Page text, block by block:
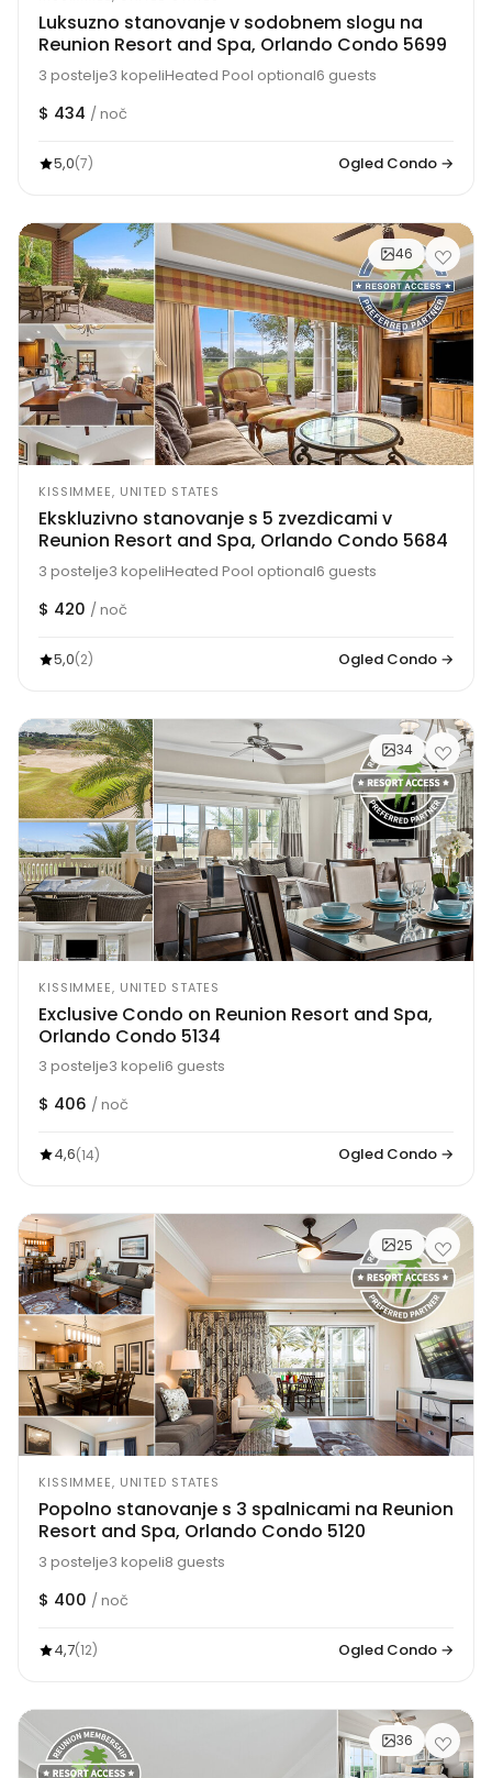
Luksuzno stanovanje v sodobnem slogu na
Reunion Resort and Spa, Orlando Condo 5699
3 postelje3 kopeliHeated Pool optional6 guests
$ 434 / noč
5,0(7) Ogled Condo →
46
KISSIMMEE, UNITED STATES
Ekskluzivno stanovanje s 5 zvezdicami v
Reunion Resort and Spa, Orlando Condo 5684
3 postelje3 kopeliHeated Pool optional6 guests
$ 420 / noč
5,0(2) Ogled Condo →
34
KISSIMMEE, UNITED STATES
Exclusive Condo on Reunion Resort and Spa,
Orlando Condo 5134
3 postelje3 kopeli6 guests
$ 406 / noč
4,6(14) Ogled Condo →
25
KISSIMMEE, UNITED STATES
Popolno stanovanje s 3 spalnicami na Reunion
Resort and Spa, Orlando Condo 5120
3 postelje3 kopeli8 guests
$ 400 / noč
4,7(12) Ogled Condo →
36